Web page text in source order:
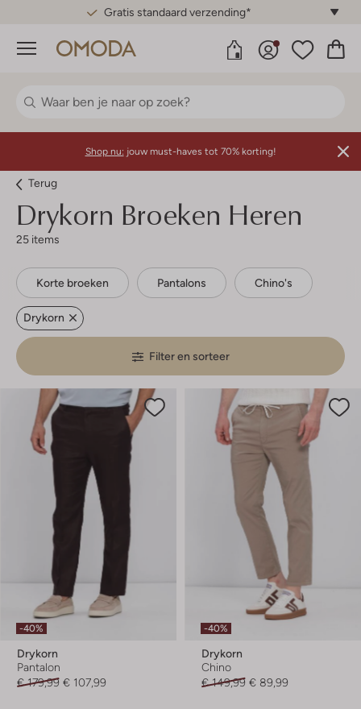
Gratis standaard verzending*
Menu
Shop nu: jouw must-haves tot 70% korting!
Terug
Drykorn Broeken Heren
25 items
Korte broeken Pantalons Chino's
Drykorn
Filter en sorteer
-40%
Drykorn
Pantalon
€ 179,99 € 107,99
-40%
Drykorn
Chino
€ 149,99 € 89,99